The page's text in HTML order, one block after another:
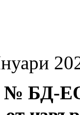
№ БД-